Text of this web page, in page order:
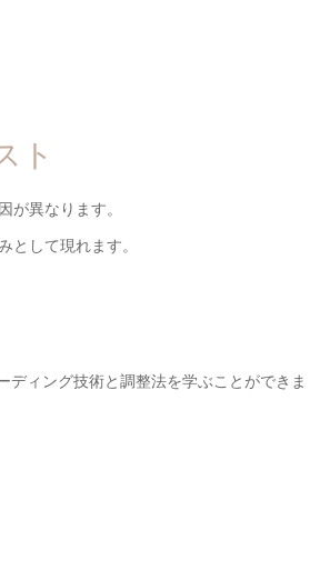
ト
異なります。
して現れます。
ィング技術と調整法を学ぶことができま